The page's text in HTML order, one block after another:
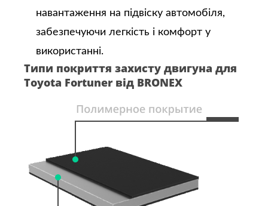
навантаження на підвіску автомобіля,
забезпечуючи легкість і комфорт у
використанні.
Типи покриття захисту двигуна для
Toyota Fortuner від BRONEX